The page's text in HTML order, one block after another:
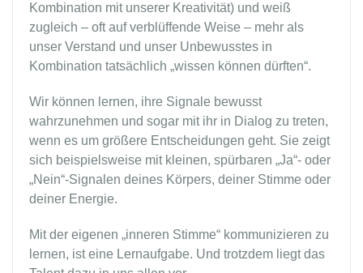
Kombination mit unserer Kreativität) und weiß
zugleich – oft auf verblüffende Weise – mehr als
unser Verstand und unser Unbewusstes in
Kombination tatsächlich „wissen können dürften“.
Wir können lernen, ihre Signale bewusst
wahrzunehmen und sogar mit ihr in Dialog zu treten,
wenn es um größere Entscheidungen geht. Sie zeigt
sich beispielsweise mit kleinen, spürbaren „Ja“- oder
„Nein“-Signalen deines Körpers, deiner Stimme oder
deiner Energie.
Mit der eigenen „inneren Stimme“ kommunizieren zu
lernen, ist eine Lernaufgabe. Und trotzdem liegt das